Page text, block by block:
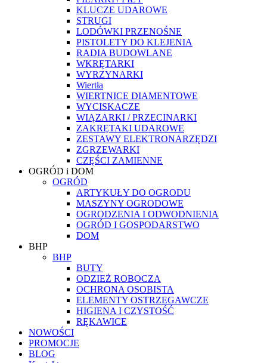
KLUCZE UDAROWE
STRUGI
LODÓWKI PRZENOŚNE
PISTOLETY DO KLEJENIA
RADIA BUDOWLANE
WKRĘTARKI
WYRZYNARKI
Wiertła
WIERTNICE DIAMENTOWE
WYCISKACZE
WIĄZARKI / PRZECINARKI
ZAKRĘTAKI UDAROWE
ZESTAWY ELEKTRONARZĘDZI
ZGRZEWARKI
CZĘŚCI ZAMIENNE
OGRÓD i DOM
OGRÓD
ARTYKUŁY DO OGRODU
MASZYNY OGRODOWE
OGRODZENIA I ODWODNIENIA
OGRÓD I GOSPODARSTWO
DOM
BHP
BHP
BUTY
ODZIEŻ ROBOCZA
OCHRONA OSOBISTA
ELEMENTY OSTRZEGAWCZE
HIGIENA I CZYSTOŚĆ
RĘKAWICE
NOWOŚCI
PROMOCJE
BLOG